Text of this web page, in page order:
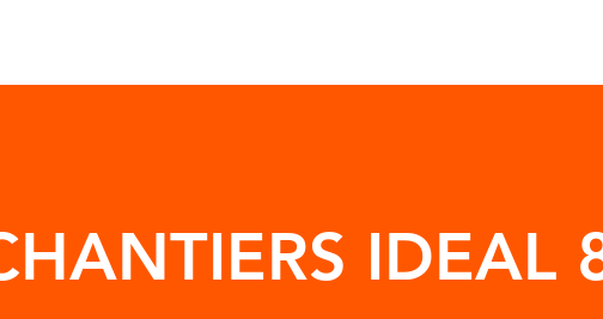
IDEAL